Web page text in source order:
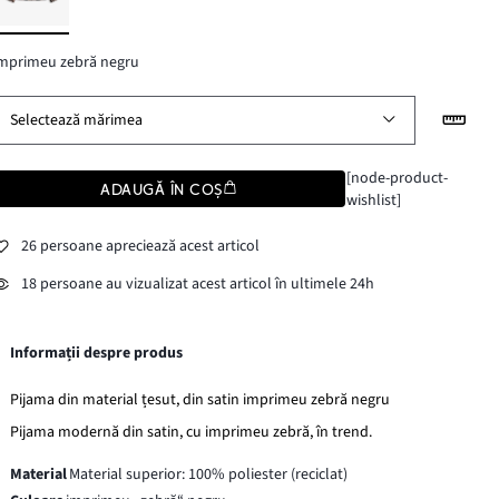
zebră negru
Selectează mărimea
ADAUGĂ ÎN COȘ
[node-product-
wishlist]
26 persoane apreciează acest articol
18 persoane au vizualizat acest articol în ultimele 24h
Informații despre produs
Pijama din material țesut, din satin imprimeu zebră negru
Pijama modernă din satin, cu imprimeu zebră, în trend.
MaterialMaterial superior: 100% poliester (reciclat)